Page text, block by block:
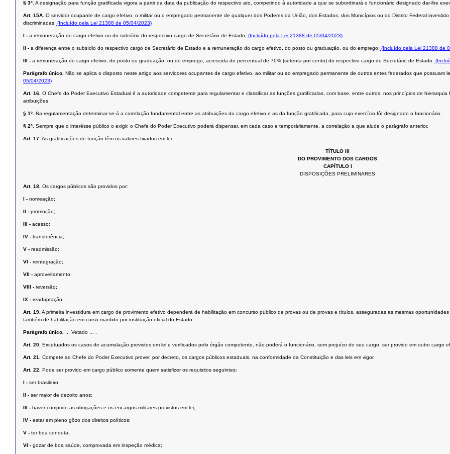
§ 3º. A designação para função gratificada vigora a partir da data da publicação do respectivo ato, competindo à autoridade a que se subordinará o funcionário designado dar-lhe
Art. 15A. O servidor ocupante de cargo efetivo, o militar ou o empregado permanente de qualquer dos Poderes da União, dos Estados, dos Municípios ou do Distrito Federal
discriminadas: (Incluído pela Lei 21388 de 05/04/2023)
I - a remuneração do cargo efetivo ou do subsídio do respectivo cargo de Secretário de Estado; (Incluído pela Lei 21388 de 05/04/2023)
II - a diferença entre o subsídio do respectivo cargo de Secretário de Estado e a remuneração do cargo efetivo, do posto ou graduação, ou do emprego; (Incluído pela Lei 21388 de
III - a remuneração do cargo efetivo, do posto ou graduação, ou do emprego, acrescida do percentual de 70% (setenta por cento) do respectivo cargo de Secretário de Estado.
Parágrafo único. Não se aplica o disposto neste artigo aos servidores ocupantes de cargo efetivo, ao militar ou ao empregado permanente de outros entes federados que possuam
05/04/2023)
Art. 16. O Chefe do Poder Executivo Estadual é a autoridade competente para regulamentar e classificar as funções gratificadas, com base, entre outros, nos princípios de
atribuições.
§ 1º. Na regulamentação determinar-se-á a correlação fundamental entre as atribuições do cargo efetivo e as da função gratificada, para cujo exercício fôr designado o funcionário.
§ 2º. Sempre que o interêsse público o exigir, o Chefe do Poder Executivo poderá dispensar, em cada caso e temporáriamente, a correlação a que alude o parágrafo anterior.
Art. 17. As gratificações de função têm os valores fixados em lei.
TÍTULO III
DO PROVIMENTO DOS CARGOS
CAPÍTULO I
DISPOSIÇÕES PRELIMINARES
Art. 18. Os cargos públicos são providos por:
I - nomeação;
II - promoção;
III - acesso;
IV - transferência;
V - readmissão;
VI - reintegração;
VII - aproveitamento;
VIII - reversão;
IX - readaptação.
Art. 19. A primeira investidura em cargo de provimento efetivo dependerá de habilitação em concurso público de provas ou de provas e títulos, asseguradas as mesmas
também de habilitação em curso mantido por instituição oficial do Estado.
Parágrafo único. ... Vetado ... .
Art. 20. Excetuados os casos de acumulação previstos em lei e verificados pelo órgão competente, não poderá o funcionário, sem prejuízo do seu cargo, ser provido em outro cargo
Art. 21. Compete ao Chefe do Poder Executivo prover, por decreto, os cargos públicos estaduais, na conformidade da Constituição e das leis em vigor.
Art. 22. Pode ser provido em cargo público somente quem satisfizer os requisitos seguintes:
I - ser brasileiro;
II - ser maior de dezoito anos;
III - haver cumprido as obrigações e os encargos militares previstos em lei;
IV - estar em pleno gôzo dos direitos políticos;
V - ter boa conduta;
VI - gozar de boa saúde, comprovada em inspeção médica;